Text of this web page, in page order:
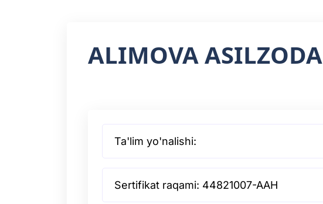
ALIMOVA ASILZODA
Ta'lim yo'nalishi:
Sertifikat raqami: 44821007-AAH